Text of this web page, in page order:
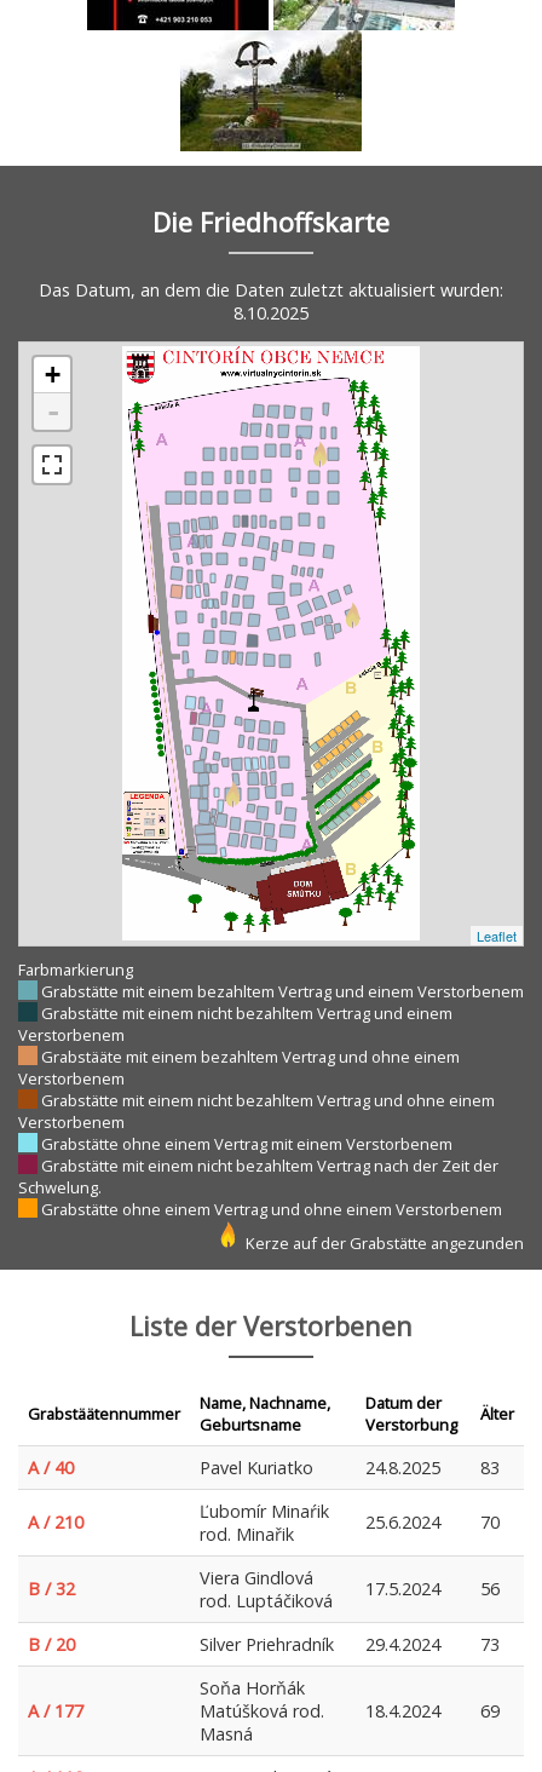
Die Friedhoffskarte
Das Datum, an dem die Daten zuletzt aktualisiert wurden:
8.10.2025
+
-
Leaflet
Farbmarkierung
Grabstätte mit einem bezahltem Vertrag und einem Verstorbenem
Grabstätte mit einem nicht bezahltem Vertrag und einem
Verstorbenem
Grabstääte mit einem bezahltem Vertrag und ohne einem
Verstorbenem
Grabstätte mit einem nicht bezahltem Vertrag und ohne einem
Verstorbenem
Grabstätte ohne einem Vertrag mit einem Verstorbenem
Grabstätte mit einem nicht bezahltem Vertrag nach der Zeit der
Schwelung.
Grabstätte ohne einem Vertrag und ohne einem Verstorbenem
Kerze auf der Grabstätte angezunden
Liste der Verstorbenen
Grabstäätennummer
Name, Nachname,
Geburtsname
Datum der
Verstorbung
Älter
A / 40 Pavel Kuriatko 24.8.2025 83
A / 210
Ľubomír Minaŕik
rod. Minařik
25.6.2024 70
B / 32
Viera Gindlová
rod. Luptáčiková
17.5.2024 56
B / 20 Silver Priehradník 29.4.2024 73
A / 177
Soňa Horňák
Matúšková rod.
Masná
18.4.2024 69